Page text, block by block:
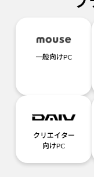
一般向けPC
クリエイター
向けPC